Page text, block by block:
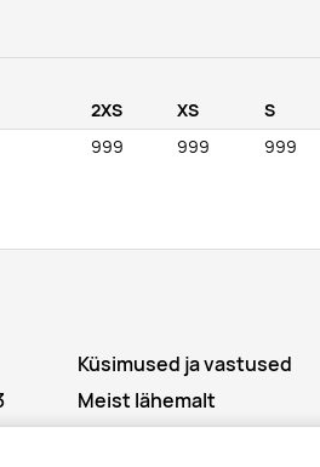
2XS
XS S
999 999 999
Küsimused ja vastused
Meist lähemalt